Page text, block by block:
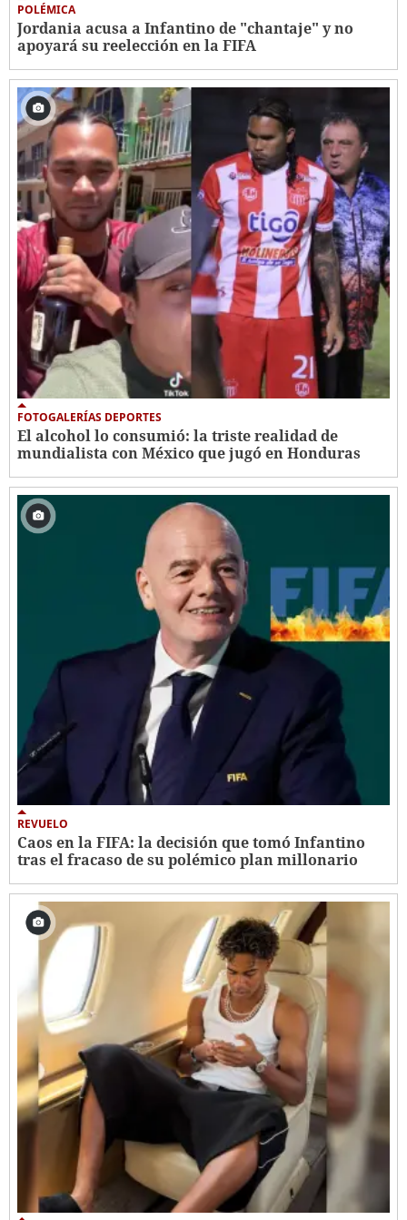
POLÉMICA
Jordania acusa a Infantino de "chantaje" y no
apoyará su reelección en la FIFA
FOTOGALERÍAS DEPORTES
El alcohol lo consumió: la triste realidad de
mundialista con México que jugó en Honduras
REVUELO
Caos en la FIFA: la decisión que tomó Infantino
tras el fracaso de su polémico plan millonario